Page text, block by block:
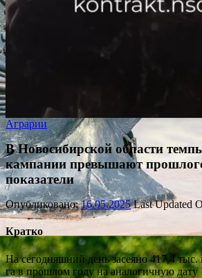
Аграрии
В Новосибирской области
кампании превышают
показатели
Опубликовано:16.05.2025 Last Updated
Кратко
На сегодняшний день засеяно 417,4 тыс.
га в прошлом году на аналогичную дату